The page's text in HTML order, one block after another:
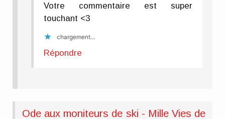
Votre commentaire est super
touchant <3
chargement…
Répondre
Ode aux moniteurs de ski - Mille Vies de